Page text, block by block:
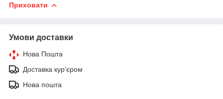
Приховати
Умови доставки
Нова Пошта
Доставка кур'єром
Нова пошта